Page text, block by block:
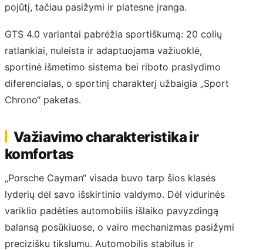
pojūtį, tačiau pasižymi ir platesne įranga.
GTS 4.0 variantai pabrėžia sportiškumą: 20 colių
ratlankiai, nuleista ir adaptuojama važiuoklė,
sportinė išmetimo sistema bei riboto praslydimo
diferencialas, o sportinį charakterį užbaigia „Sport
Chrono“ paketas.
Važiavimo charakteristika ir
komfortas
„Porsche Cayman“ visada buvo tarp šios klasės
lyderių dėl savo išskirtinio valdymo. Dėl vidurinės
variklio padėties automobilis išlaiko pavyzdingą
balansą posūkiuose, o vairo mechanizmas pasižymi
precizišku tikslumu. Automobilis stabilus ir